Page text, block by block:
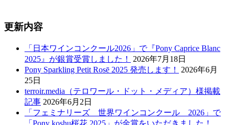
更新内容
「日本ワインコンクール2026」で『Pony Caprice Blanc
2025』が銀賞受賞しました！
2026年7月18日
Pony Sparkling Petit Rosē 2025 発売します！
2026年6月
25日
terroir.media（テロワール・ドット・メディア）様掲載
記事 2026年6月2日
「フェミナリーズ 世界ワインコンクール 2026」で